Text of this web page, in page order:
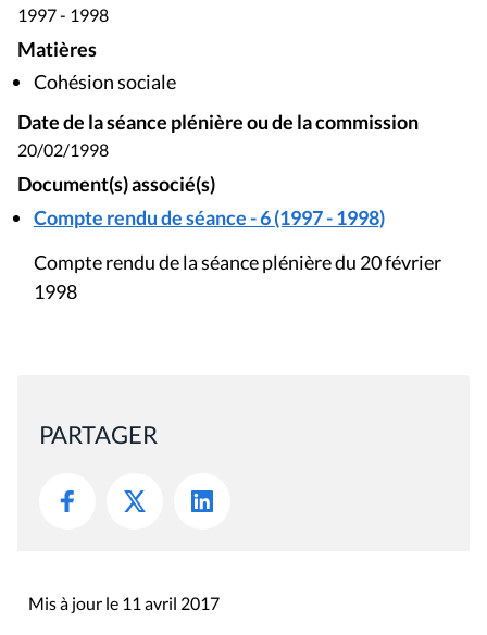
1997 - 1998
Matières
Cohésion sociale
Date de la séance plénière ou de la commission
20/02/1998
Document(s) associé(s)
Compte rendu de séance - 6 (1997 - 1998)
Compte rendu de la séance plénière du 20 février
1998
PARTAGER
Mis à jour le 11 avril 2017